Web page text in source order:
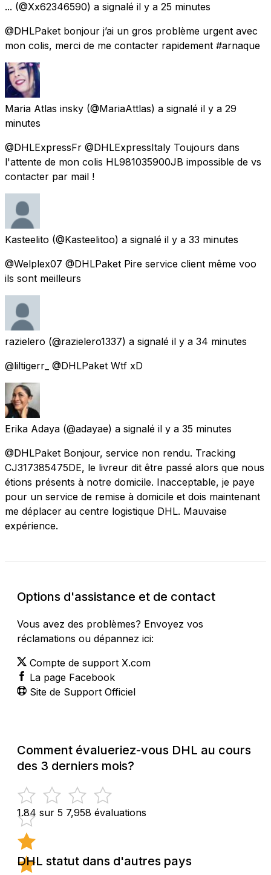
... (@Xx62346590) a signalé il y a 25 minutes
@DHLPaket bonjour j’ai un gros problème urgent avec
mon colis, merci de me contacter rapidement #arnaque
Maria Atlas insky (@MariaAttlas) a signalé il y a 29
minutes
@DHLExpressFr @DHLExpressItaly Toujours dans
l'attente de mon colis HL981035900JB impossible de vs
contacter par mail !
Kasteelito (@Kasteelitoo) a signalé il y a 33 minutes
@Welplex07 @DHLPaket Pire service client même voo
ils sont meilleurs
razielero (@razielero1337) a signalé il y a 34 minutes
@liltigerr_ @DHLPaket Wtf xD
Erika Adaya (@adayae) a signalé il y a 35 minutes
@DHLPaket Bonjour, service non rendu. Tracking
CJ317385475DE, le livreur dit être passé alors que nous
étions présents à notre domicile. Inacceptable, je paye
pour un service de remise à domicile et dois maintenant
me déplacer au centre logistique DHL. Mauvaise
expérience.
Options d'assistance et de contact
Vous avez des problèmes? Envoyez vos
réclamations ou dépannez ici:
Compte de support X.com
La page Facebook
Site de Support Officiel
Comment évalueriez-vous DHL au cours
des 3 derniers mois?
1.84 sur 5 7,958 évaluations
DHL statut dans d'autres pays